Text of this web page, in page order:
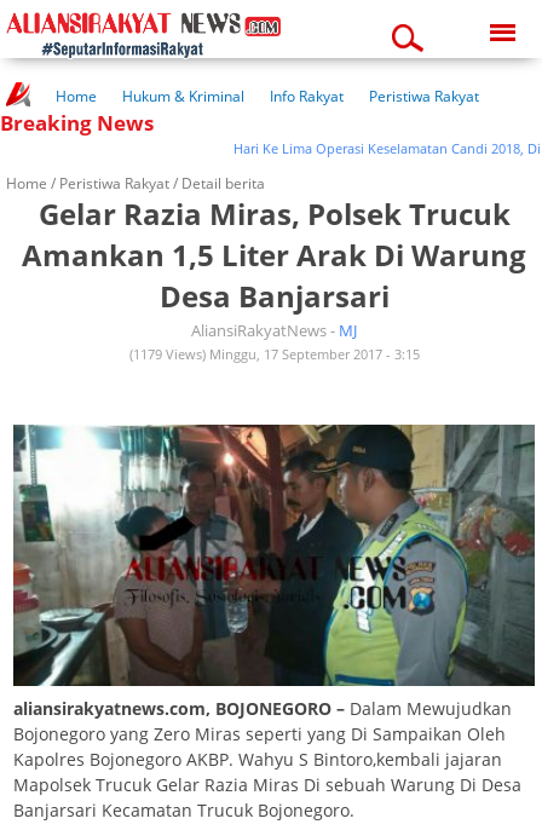
01:28:14 pm
Home Hukum & Kriminal Info Rakyat
Peristiwa Rakyat
Kuliner Rakyat
Wisata Rakyat
Breaking News
Hari Ke Lima Operasi Keselamatan Candi 2018, Di
Home / Peristiwa Rakyat/ Detail berita
Gelar Razia Miras, Polsek Trucuk
Amankan 1,5 Liter Arak Di Warung
Desa Banjarsari
AliansiRakyatNews - MJ
(1179 Views) Minggu, 17 September 2017 - 3:15
aliansirakyatnews.com, BOJONEGORO – Dalam Mewujudkan
Bojonegoro yang Zero Miras seperti yang Di Sampaikan Oleh
Kapolres Bojonegoro AKBP. Wahyu S Bintoro,kembali jajaran
Mapolsek Trucuk Gelar Razia Miras Di sebuah Warung Di Desa
Banjarsari Kecamatan Trucuk Bojonegoro.